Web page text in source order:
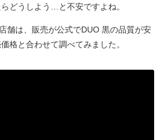
どうしよう…と不安ですよね。
舗は、販売が公式でDUO 黒の品質が安
格と合わせて調べてみました。